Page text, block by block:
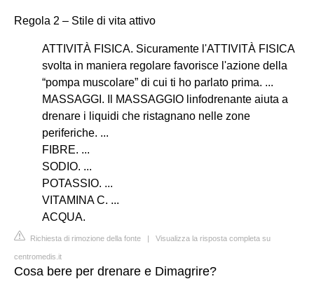
Regola 2 – Stile di vita attivo
ATTIVITÀ FISICA. Sicuramente l'ATTIVITÀ FISICA
svolta in maniera regolare favorisce l'azione della
“pompa muscolare” di cui ti ho parlato prima. ...
MASSAGGI. Il MASSAGGIO linfodrenante aiuta a
drenare i liquidi che ristagnano nelle zone
periferiche. ...
FIBRE. ...
SODIO. ...
POTASSIO. ...
VITAMINA C. ...
ACQUA.
Richiesta di rimozione della fonte | Visualizza la risposta completa su
centromedis.it
Cosa bere per drenare e Dimagrire?